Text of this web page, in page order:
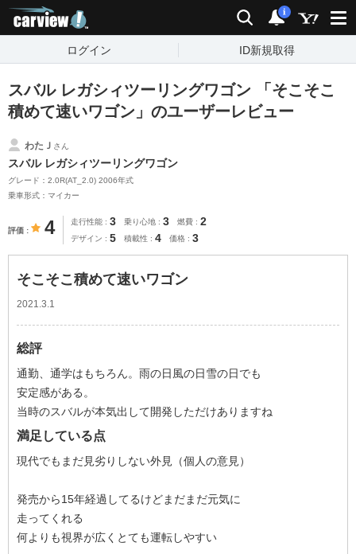
検索 通知
i
ログイン ID新規取得
スバル レガシィツーリングワゴン 「そこそこ
積めて速いワゴン」のユーザーレビュー
わたＪ さん
スバル レガシィツーリングワゴン
グレード：2.0R(AT_2.0) 2006年式
乗車形式：マイカー
評価 4 走行性能 3 乗り心地 3 燃費 2
デザイン 5 積載性 4 価格 3
そこそこ積めて速いワゴン
2021.3.1
総評
通勤、通学はもちろん。雨の日風の日雪の日でも
安定感がある。
当時のスバルが本気出して開発しただけありますね
満足している点
現代でもまだ見劣りしない外見（個人の意見）
発売から15年経過してるけどまだまだ元気に
走ってくれる
何よりも視界が広くとても運転しやすい